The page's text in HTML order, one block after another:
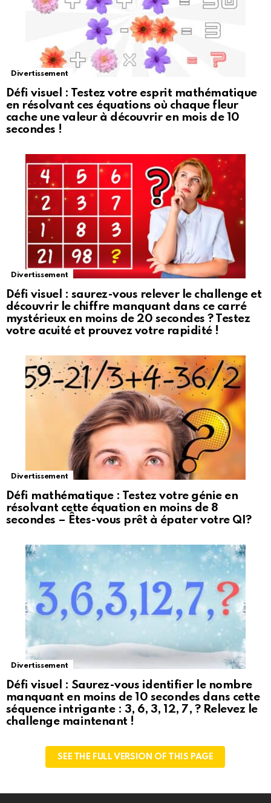
Divertissement
Défi visuel : Testez votre esprit mathématique
en résolvant ces équations où chaque fleur
cache une valeur à découvrir en mois de 10
secondes !
Divertissement
Défi visuel : saurez-vous relever le challenge et
découvrir le chiffre manquant dans ce carré
mystérieux en moins de 20 secondes ? Testez
votre acuité et prouvez votre rapidité !
Divertissement
Défi mathématique : Testez votre génie en
résolvant cette équation en moins de 8
secondes – Êtes-vous prêt à épater votre QI?
Divertissement
Défi visuel : Saurez-vous identifier le nombre
manquant en moins de 10 secondes dans cette
séquence intrigante : 3, 6, 3, 12, 7, ? Relevez le
challenge maintenant !
SEE THE FULL VERSION OF THIS PAGE